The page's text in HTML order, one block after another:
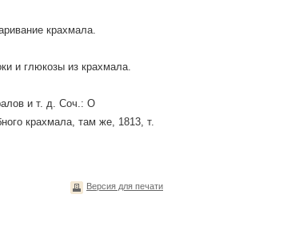
крахмала.
и глюкозы из крахмала.
и т. д. Соч.: О
крахмала, там же, 1813, т.
Версия для печати